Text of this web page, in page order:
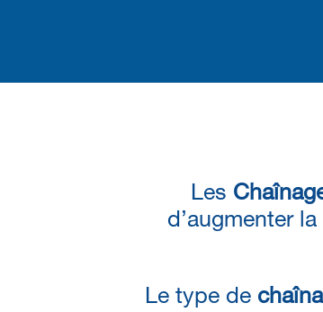
Les
d’augmenter
Le type de